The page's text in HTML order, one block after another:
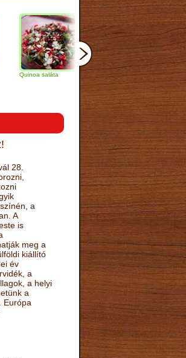
saláta Mandulás kifli
narancs
28.
a
A
is
meg a
kiállító
év
a
a helyi
a
Európa